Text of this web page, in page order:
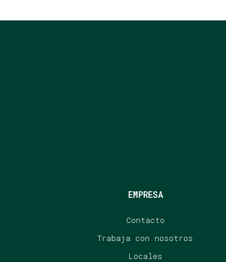
EMPRESA
Contacto
Trabaja con nosotros
Locales